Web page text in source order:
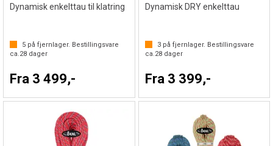
Dynamisk enkelttau til klatring
5 på fjernlager. Bestillingsvare
ca. 28 dager
Fra 3 499,-
Dynamisk DRY enkelttau
3på fjernlager. Bestillingsvare
ca. 28dager
Fra 3 399,-